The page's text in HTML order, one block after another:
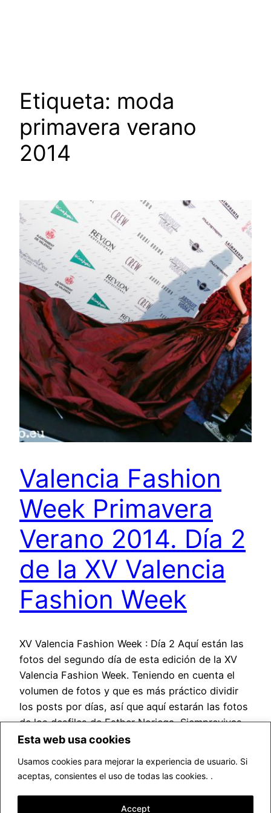
Esta web usa cookies
Usamos cookies para mejorar la experiencia de usuario. Si
aceptas, consientes el uso de todas las cookies. .
Accept
Etiqueta: moda
primavera verano
2014
Valencia Fashion
Week Primavera
Verano 2014. Día 2
de la XV Valencia
Fashion Week
XV Valencia Fashion Week : Día 2 Aquí están las
fotos del segundo día de esta edición de la XV
Valencia Fashion Week. Teniendo en cuenta el
volumen de fotos y que es más práctico dividir
los posts por días, así que aquí estarán las fotos
de los desfiles de Esther Noriega, Siemprevivas,
Patricia Adam,…